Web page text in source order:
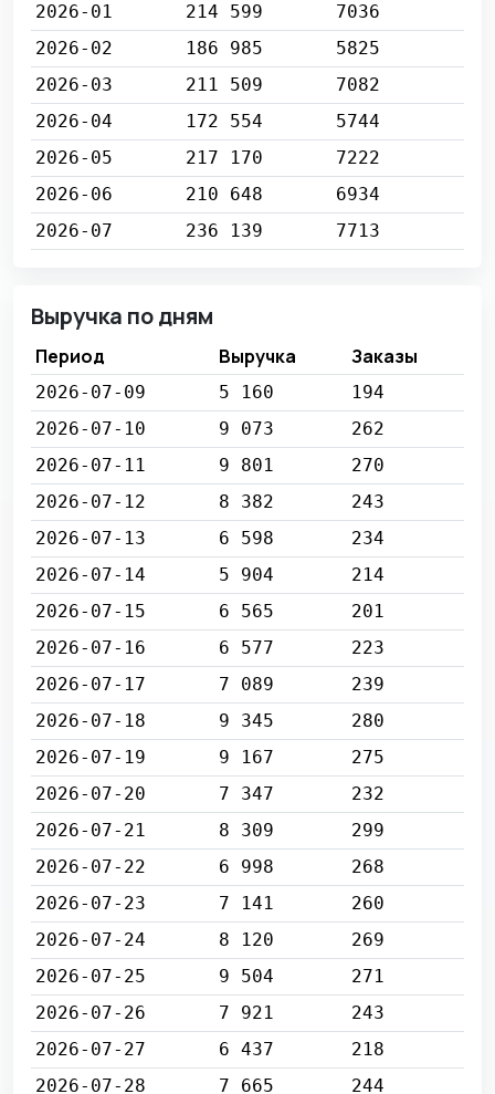
2026-01
214 599
7036
2026-02
186 985
5825
2026-03
211 509
7082
2026-04
172 554
5744
2026-05
217 170
7222
2026-06
210 648
6934
2026-07
236 139 7713
Выручка по дням
Период Выручка Заказы
2026-07-09 5 160
194
2026-07-10
9 073
262
2026-07-11
9 801
270
2026-07-12
8 382
243
2026-07-13
6 598
234
2026-07-14
5 904
214
2026-07-15
6 565
201
2026-07-16
6 577
223
2026-07-17
7 089
239
2026-07-18
9 345
280
2026-07-19
9 167
275
2026-07-20
7 347
232
2026-07-21
8 309
299
2026-07-22
6 998
268
2026-07-23
7 141
260
2026-07-24
8 120
269
2026-07-25
9 504
271
2026-07-26
7 921
243
2026-07-27
6 437
218
2026-07-28
7 665
244